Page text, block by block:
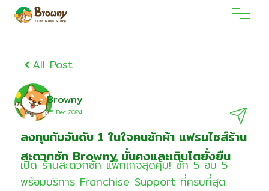
All Post
Browny
25 Dec 2O24
ลงทุนกับอันดับ 1 ในใจคนซักผ้า แฟรนไชส์ร้าน
สะดวกซัก Browny มั่นคงและเติบโตยั่งยืน
เปิด ร้านสะดวกซัก แพ็กเกจสุดคุ้ม! ซัก 5 อบ 5
พร้อมบริการ Franchise Support ที่ครบที่สุด